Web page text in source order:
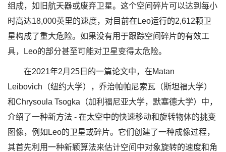
组成，如旧航天器或废弃卫星。这个空间碎片可以达到每小
时高达18,000英里的速度，对目前在Leo运行的2,612颗卫
星构成了重大危险。如果没有用于跟踪空间碎片的有效工
具，Leo的部分甚至可能对卫星变得太危险。
在2021年2月25日的一篇论文中，在Matan
Leibovich（纽约大学），乔治帕帕尼索瓦（斯坦福大学）
和Chrysoula Tsogka（加利福尼亚大学，默塞德大学）中，
介绍了一种新方法 - 在太空中的快速移动和旋转物体的挑变
图像，例如Leo的卫星或碎片。它们创建了一种成像过程，
其首先利用一种新颖算法来估计空间中对象旋转的速度和角